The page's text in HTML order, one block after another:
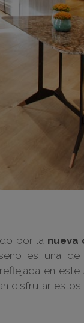
por la nueva
es una de
en este
disfrutar estos